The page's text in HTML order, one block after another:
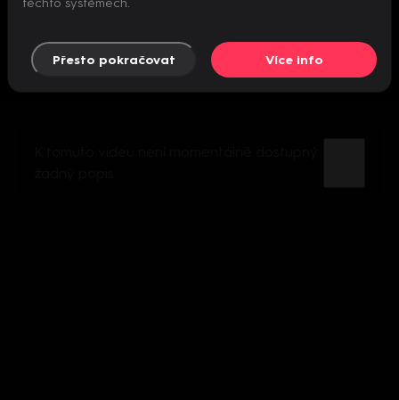
těchto systémech.
Přesto pokračovat Více info